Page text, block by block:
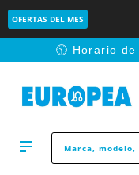
OFERTAS DEL MES
🕥 Horario